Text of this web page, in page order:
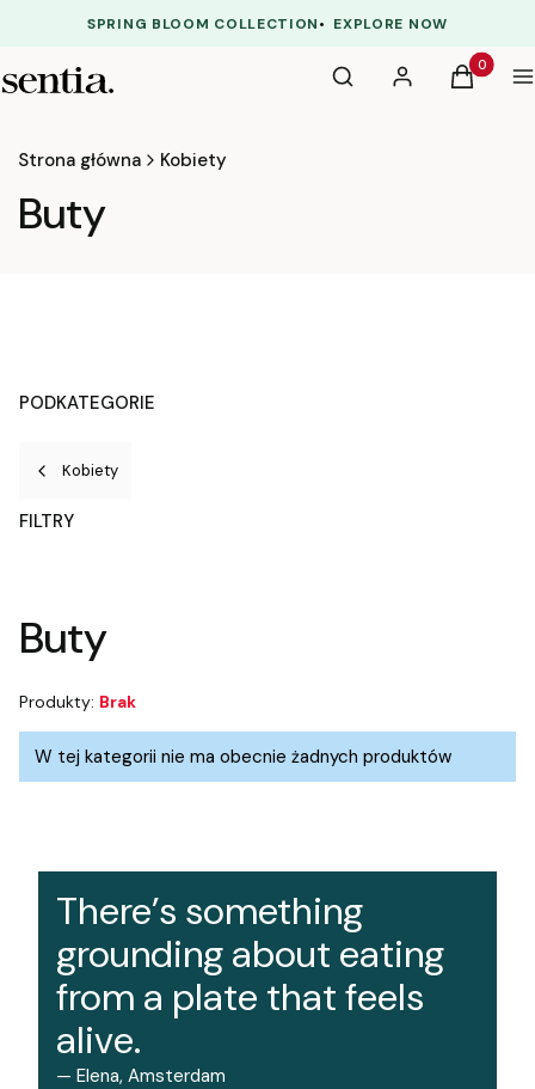
SPRING BLOOM COLLECTION• EXPLORE NOW
Otwórz wyszukiwarkę
Szukaj Zaloguj sięProdukty
Koszyk
Strona główna Kobiety
Buty
PODKATEGORIE
Kobiety
FILTRY
Buty
Produkty: Brak
Lista produktów
W tej kategorii nie ma obecnie żadnych produktów
There’s something
grounding about eating
from a plate that feels
alive.
— Elena, Amsterdam